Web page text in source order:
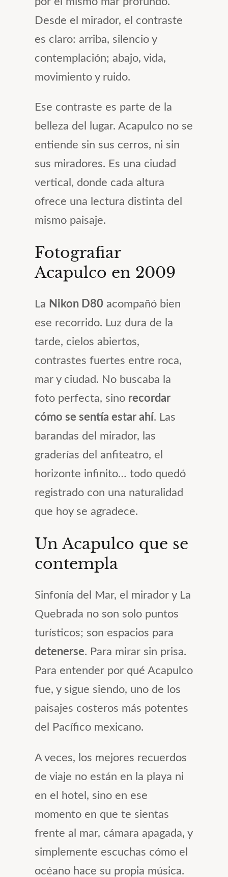
Desde el mirador, el contraste
es claro: arriba, silencio y
contemplación; abajo, vida,
movimiento y ruido.
Ese contraste es parte de la
belleza del lugar. Acapulco no se
entiende sin sus cerros, ni sin
sus miradores. Es una ciudad
vertical, donde cada altura
ofrece una lectura distinta del
mismo paisaje.
Fotografiar
Acapulco en 2009
La Nikon D80 acompañó bien
ese recorrido. Luz dura de la
tarde, cielos abiertos,
contrastes fuertes entre roca,
mar y ciudad. No buscaba la
foto perfecta, sino recordar
cómo se sentía estar ahí. Las
barandas del mirador, las
graderías del anfiteatro, el
horizonte infinito… todo quedó
registrado con una naturalidad
que hoy se agradece.
Un Acapulco que se
contempla
Sinfonía del Mar, el mirador y La
Quebrada no son solo puntos
turísticos; son espacios para
detenerse. Para mirar sin prisa.
Para entender por qué Acapulco
fue, y sigue siendo, uno de los
paisajes costeros más potentes
del Pacífico mexicano.
A veces, los mejores recuerdos
de viaje no están en la playa ni
en el hotel, sino en ese
momento en que te sientas
frente al mar, cámara apagada, y
simplemente escuchas cómo el
océano hace su propia música.